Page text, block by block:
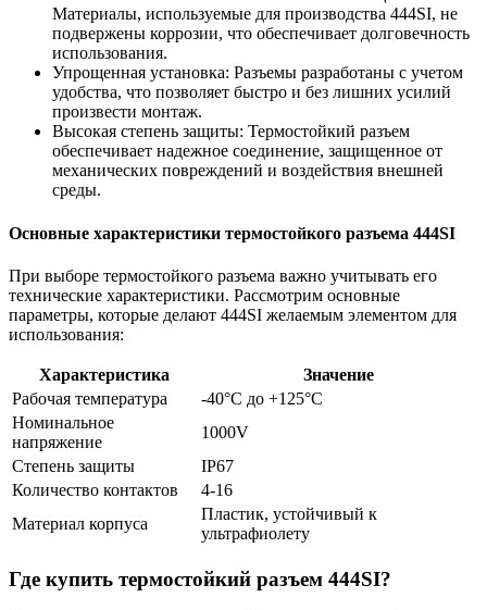
Материалы, используемые для производства 444SI, не
подвержены коррозии, что обеспечивает долговечность
использования.
Упрощенная установка: Разъемы разработаны с учетом
удобства, что позволяет быстро и без лишних усилий
произвести монтаж.
Высокая степень защиты: Термостойкий разъем
обеспечивает надежное соединение, защищенное от
механических повреждений и воздействия внешней
среды.
Основные характеристики термостойкого разъема 444SI
При выборе термостойкого разъема важно учитывать его
технические характеристики. Рассмотрим основные
параметры, которые делают 444SI желаемым элементом для
использования:
Характеристика
Значение
Рабочая температура
-40°C до +125°C
Номинальное
напряжение
1000V
Степень защиты
IP67
Количество контактов
4-16
Материал корпуса
Пластик, устойчивый к
ультрафиолету
Где купить термостойкий разъем 444SI?